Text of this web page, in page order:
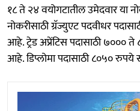
१८ ते २४ वयोगटातील उमेदवार या
नोकरीसाठी ग्रॅज्युएट पदवीधर
आहे. ट्रेड अप्रेंटिस पदासाठी ७०००
आहे. डिप्लोमा पदासाठी ८०५०